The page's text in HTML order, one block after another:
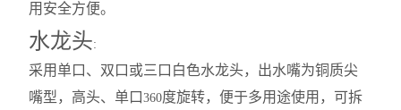
用安全方便。
水龙头:
采用单口、双口或三口白色水龙头，出水嘴为铜质尖
嘴型，高头、单口360度旋转，便于多用途使用，可拆